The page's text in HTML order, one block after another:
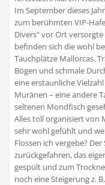
Im September dieses
zum berühmten VIP-
Divers“ vor Ort
befinden sich die wohl
Tauchplätze Mallorcas.
Bögen und schmale
eine erstaunliche
Muränen – eine andere
seltenen Mondfisch
Alles toll organisiert von
sehr wohl gefühlt und
Flossen ich vergebe?
zurückgefahren, das
gespült und zum
noch eine Steigerung z.